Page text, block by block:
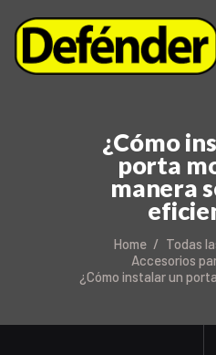
¿Cómo
porta
manera
Home
Todas
Accesorios
¿Cómo instalar un
NOSOTROS
PRODUCTOS
MANUALES
CONTACTO